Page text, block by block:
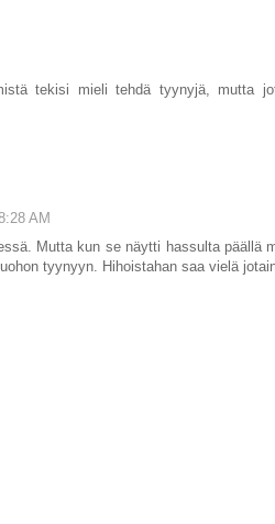
tekisi mieli tehdä tyynyjä, mutta
AM
Mutta kun se näytti hassulta päällä
tyynyyn. Hihoistahan saa vielä